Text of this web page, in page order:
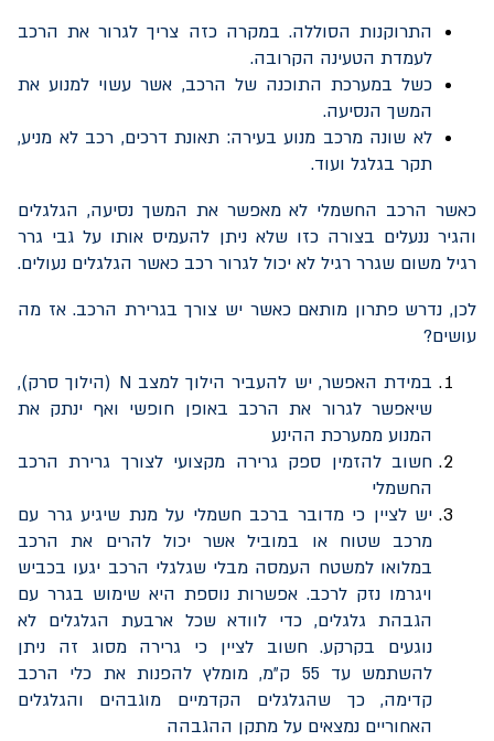
התרוקנות הסוללה. במקרה כזה צריך לגרור את הרכב
לעמדת הטעינה הקרובה.
כשל במערכת התוכנה של הרכב, אשר עשוי למנוע את
המשך הנסיעה.
לא שונה מרכב מנוע בעירה: תאונת דרכים, רכב לא מניע,
תקר בגלגל ועוד.
כאשר הרכב החשמלי לא מאפשר את המשך נסיעה, הגלגלים
והגיר ננעלים בצורה כזו שלא ניתן להעמיס אותו על גבי גרר
רגיל משום שגרר רגיל לא יכול לגרור רכב כאשר הגלגלים נעולים.
לכן, נדרש פתרון מותאם כאשר יש צורך בגרירת הרכב. אז מה
עושים?
במידת האפשר, יש להעביר הילוך למצבN (הילוך סרק),
שיאפשר לגרור את הרכב באופן חופשי ואף ינתק את
המנוע ממערכת ההינע
חשוב להזמין ספק גרירה מקצועי לצורך גרירת הרכב
החשמלי
יש לציין כי מדובר ברכב חשמלי על מנת שיגיע גרר עם
מרכב שטוח או במוביל אשר יכול להרים את הרכב
במלואו למשטח העמסה מבלי שגלגלי הרכב יגעו בכביש
ויגרמו נזק לרכב. אפשרות נוספת היא שימוש בגרר עם
הגבהת גלגלים, כדי לוודא שכל ארבעת הגלגלים לא
נוגעים בקרקע. חשוב לציין כי גרירה מסוג זה ניתן
להשתמש עד 55 ק"מ, מומלץ להפנות את כלי הרכב
קדימה, כך שהגלגלים הקדמיים מוגבהים והגלגלים
האחוריים נמצאים על מתקן ההגבהה